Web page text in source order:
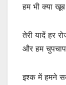
हम भी क्या
तेरी यादें हर
और हम
इश्क में हमने